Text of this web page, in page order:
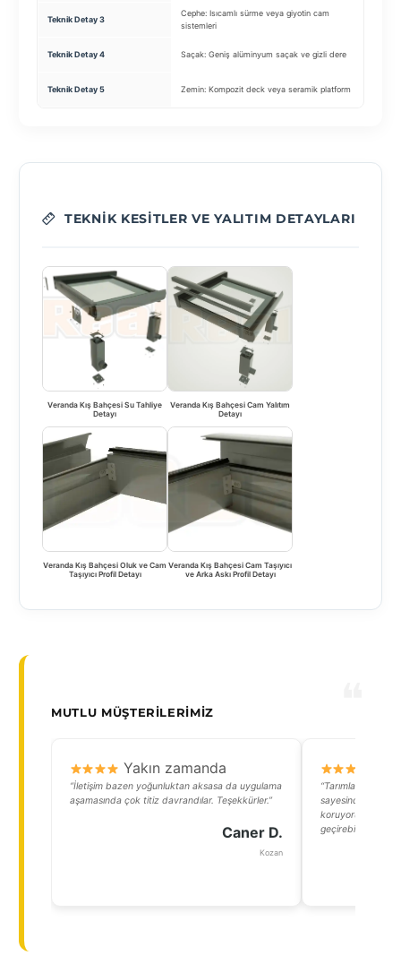
Teknik Detay 3
Cephe: Isıcamlı sürme veya giyotin cam
sistemleri
Teknik Detay 4 Saçak: Geniş alüminyum saçak ve gizli dere
Teknik Detay 5 Zemin: Kompozit deck veya seramik platform
TEKNIK KESITLER VE YALITIM DETAYLARI
Veranda Kış Bahçesi Su Tahliye
Detayı
Veranda Kış Bahçesi Cam Yalıtım
Detayı
Veranda Kış Bahçesi Oluk ve Cam
Taşıyıcı Profil Detayı
Veranda Kış Bahçesi Cam Taşıyıcı
ve Arka Askı Profil Detayı
MUTLU MÜŞTERILERIMIZ
Yakın zamanda
“İletişim bazen yoğunluktan aksasa da uygulama
aşamasında çok titiz davrandılar. Teşekkürler.”
Caner D.
Kozan
“Tarımla
sayesinde
koruyoruz. Ayrıca
geçirebiliyoruz.”